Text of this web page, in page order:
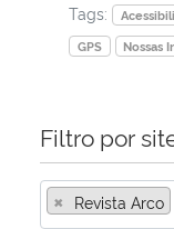
Secretaria-Geral
Gabinete de Segurança
Advocacia-Geral da União
Tags:
GPS
Nossas
Filtro por
× Revista Arco